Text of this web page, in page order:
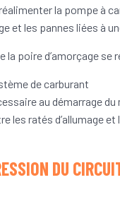
la pompe à
et les pannes liées à
poire d’amorçage se
de carburant
au démarrage
les ratés d’allumage et
DU